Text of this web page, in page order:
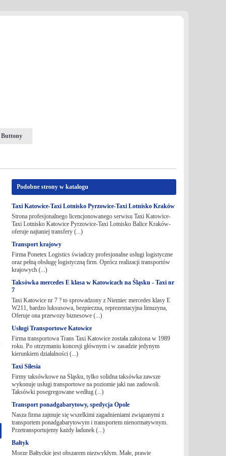
Buttony
Podobne strony w katalogu
Taxi Katowice-Taxi Lotnisko Pyrzowice-Taxi Lotnisko Kraków
Strona profesjonalnego licencjonowanego serwisu Taxi Katowice-
Taxi Lotnisko Katowice Pyrzowice-Taxi Lotnisko Balice Kraków-
oferuje najtaniej transfery (...)
Transport krajowy
Firma Ponetex Logistics świadczy profesjonalne usługi logistyczne
oraz pełną obsługę logistyczną firm. Oprócz realizacji transportów
krajowych (...)
Taksówka mercedes E klasa w Katowicach na Śląsku - Taxi nr
7
Taxi Katowice nr 7 ? to sprowadzony z Niemiec mercedes klasy E
W211, bardzo luksusowa, bezpieczna, reprezentacyjna limuzyna,
Oferuje ona przewozy biznesowe (...)
Usługi Transportowe Katowice
Firma transportowa Trans Taxi Katowice została założona w 1989
roku. Po otrzymaniu koncesji głównym i w zasadzie jedynym
kierunkiem działalności (...)
Taxi Silesia
Firmy taksówkowe na Śląsku, tylko solidna taksówka zawsze
wykonuje usługi transportowe na poziomie jaki nas zadowoli.
Taksówki posegregowane według (...)
Transport ponadgabarytowy, spedycja Opole
Nasza firma zajmuje się wszelkimi zagadnieniami związanymi z
transportem ponadgabarytowym i transportem nienormatywnym.
Przetransportujemy każdy ładunek (...)
Bałtyk
Morze Bałtyckie jest obszarem niezwykłym. Małe, prawie